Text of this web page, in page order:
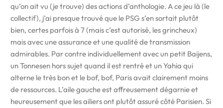
qu’on ait vu (je trouve) des actions d’anthologie. A ce jeu là (le
collectif), j’ai presque trouvé que le PSG s’en sortait plutôt
bien, certes parfois à 7 (mais c’est autorisé, les grincheux)
mais avec une assurance et une qualité de transmission
admirables. Par contre individuellement avec un petit Baijens,
un Tonnesen hors sujet quand il est rentré et un Yahia qui
alterne le très bon et le bof, bof, Paris avait clairement moins
de ressources. L’aile gauche est affreusement dégarnie et
heureusement que les ailiers ont plutôt assuré côté Parisien. Si